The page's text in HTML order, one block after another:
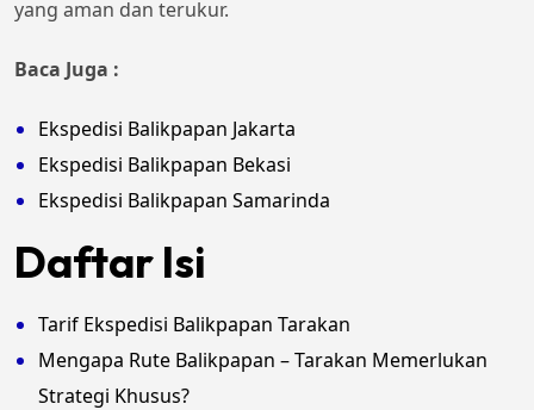
yang aman dan terukur.
Baca Juga :
Ekspedisi Balikpapan Jakarta
Ekspedisi Balikpapan Bekasi
Ekspedisi Balikpapan Samarinda
Daftar Isi
Tarif Ekspedisi Balikpapan Tarakan
Mengapa Rute Balikpapan – Tarakan Memerlukan
Strategi Khusus?